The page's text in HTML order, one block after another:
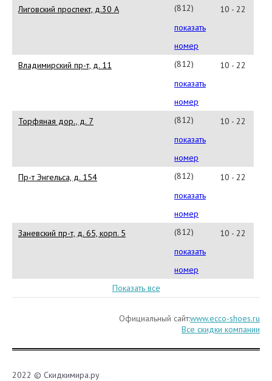
37
Лиговский проспект, д.30 А
(812)
448-
29-
41
показать
номер
10 - 22
Владимирский пр-т, д. 11
(812)
764-
47-
07
показать
номер
10 - 22
Торфяная дор., д. 7
(812)
441-
23-
83
показать
номер
10 - 22
Пр-т Энгельса, д. 154
(812)
677-
20-
06
показать
номер
10 - 22
Заневский пр-т, д. 65, корп. 5
(812)
610-
71-
показать
номер
10 - 22
Показать все
Официальный сайт:www.ecco-shoes.ru
Все скидки компании
2022 © Скидкимира.ру